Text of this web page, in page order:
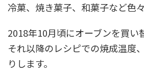
冷菓、焼き菓子、和菓子など色々
2018年10月頃にオーブンを買い
それ以降のレシピでの焼成温度
りします。